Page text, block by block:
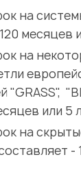
на
месяцев
на
"GRASS",
или 5
на
-